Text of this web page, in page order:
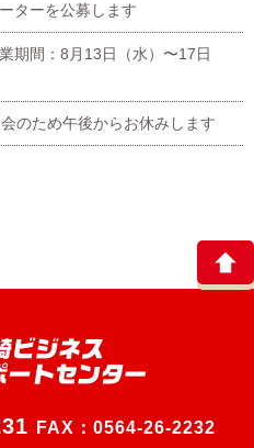
ターを公募します
期間：8月13日（水）〜17日
のため午後からお休みします
FAX：0564-26-2232